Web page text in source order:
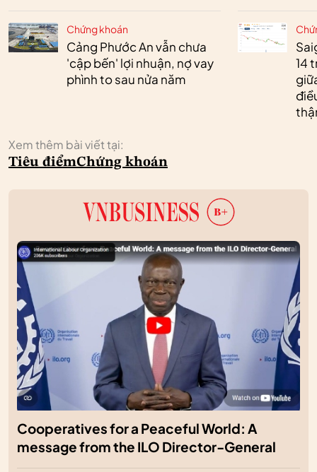
Chứng khoán
Cảng Phước An vẫn chưa
'cập bến' lợi nhuận, nợ vay
phình to sau nửa năm
14
Xem thêm bài viết tại:
Tiêu điểmChứng khoán
Cooperatives for a Peaceful World: A
message from the ILO Director-General